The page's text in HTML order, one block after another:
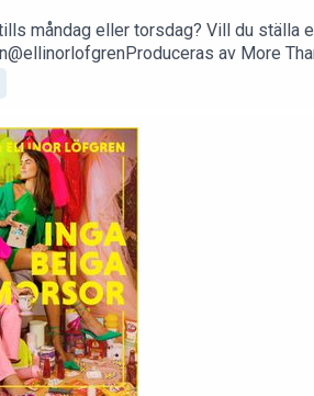
måndag eller torsdag? Vill du ställa
av More